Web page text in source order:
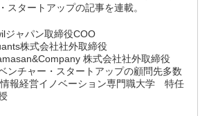
スタートアップの記事を連載。
ジャパン取締役COO
株式会社社外取締役
株式会社社外取締役
ンチャー・スタートアップの顧問先多数
報経営イノベーション専門職大学 特任